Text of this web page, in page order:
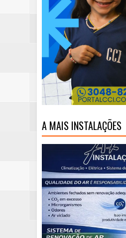
A MAIS INSTALAÇÕES